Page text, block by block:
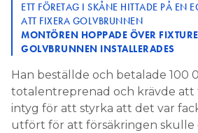
ETT FÖRETAG I SKÅNE HITTADE PÅ EN
ATT FIXERA GOLVBRUNNEN
MONTÖREN HOPPADE ÖVER
GOLVBRUNNEN INSTALLERADES
Han beställde och betalade 100
totalentreprenad och krävde att
intyg för att styrka att det var
utfört för att försäkringen skulle